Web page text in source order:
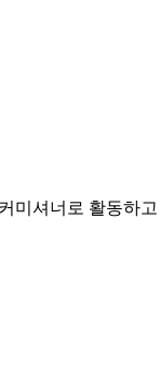
미셔너로 활동하고